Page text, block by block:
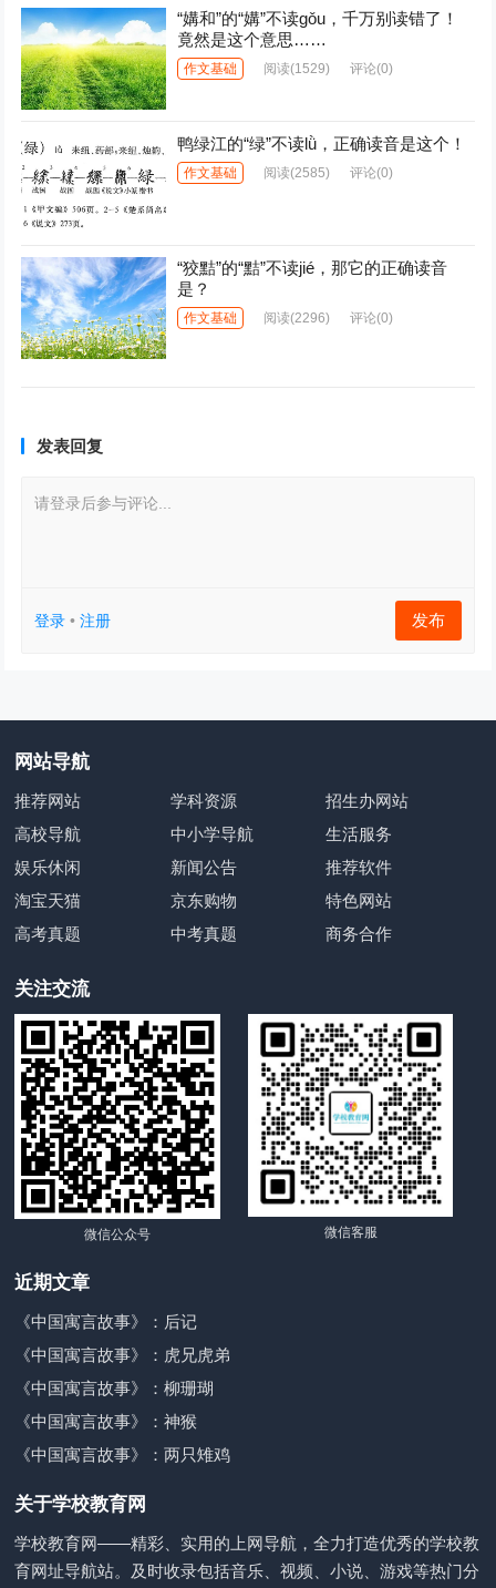
“媾和”的“媾”不读gǒu，千万别读错了！
竟然是这个意思……
作文基础 阅读(1529) 评论(0)
鸭绿江的“绿”不读lǜ，正确读音是这个！
作文基础 阅读(2585) 评论(0)
“狡黠”的“黠”不读jié，那它的正确读音
是？
作文基础 阅读(2296) 评论(0)
发表回复
请登录后参与评论...
登录 •注册 发布
网站导航
推荐网站 学科资源
招生办网站
高校导航
中小学导航
生活服务
娱乐休闲
新闻公告
推荐软件
淘宝天猫
京东购物
特色网站
高考真题
中考真题 商务合作
关注交流
微信公众号 微信客服
近期文章
《中国寓言故事》：后记
《中国寓言故事》：虎兄虎弟
《中国寓言故事》：柳珊瑚
《中国寓言故事》：神猴
《中国寓言故事》：两只雉鸡
关于学校教育网
学校教育网——精彩、实用的上网导航，全力打造优秀的学校教
育网址导航站。及时收录包括音乐、视频、小说、游戏等热门分